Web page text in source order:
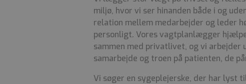
miljø, hvor vi ser hinanden både i og
relation mellem medarbejder og leder
personligt. Vores vagtplanlægger
sammen med privatlivet, og vi
samarbejde og troen på patienten, de
Vi søger en sygeplejerske, der har lyst